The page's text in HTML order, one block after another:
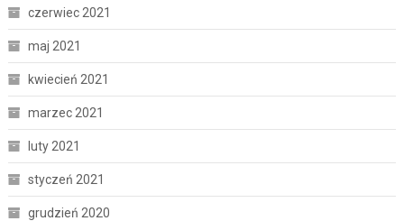
czerwiec 2021
maj 2021
kwiecień 2021
marzec 2021
luty 2021
styczeń 2021
grudzień 2020